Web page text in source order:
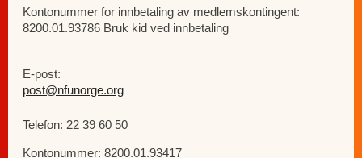
Kontonummer for innbetaling av medlemskontingent:
8200.01.93786 Bruk kid ved innbetaling
E-post:
post@nfunorge.org
Telefon: 22 39 60 50
Kontonummer: 8200.01.93417